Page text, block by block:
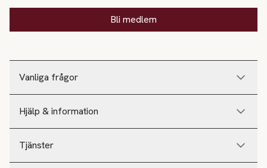
Vanliga frågor
Hjälp & information
Tjänster
Bli medlem